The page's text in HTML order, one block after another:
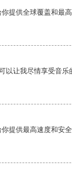
提供全球覆盖和最高
以让我尽情享受音乐
提供最高速度和安